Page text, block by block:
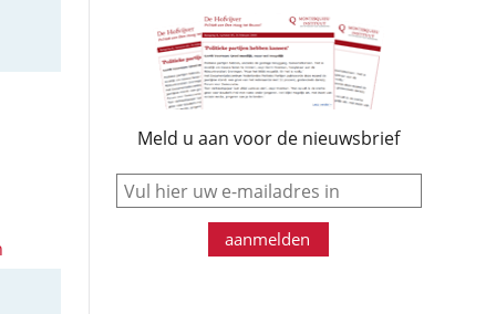
Meld u aan voor de nieuwsbrief
e-mail
aanmelden